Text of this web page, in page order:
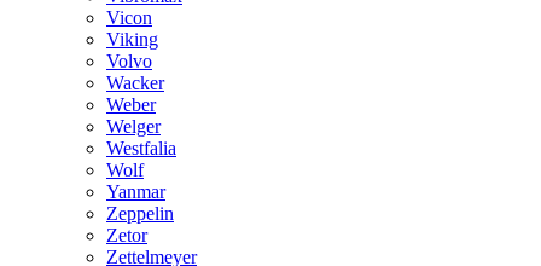
Vicon
Viking
Volvo
Wacker
Weber
Welger
Westfalia
Wolf
Yanmar
Zeppelin
Zetor
Zettelmeyer